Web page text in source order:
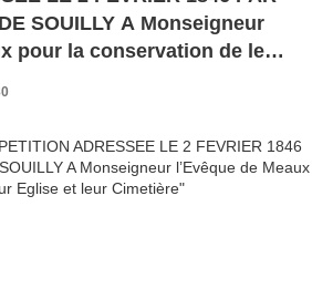
SOUILLY A Monseigneur
pour la conservation de leur